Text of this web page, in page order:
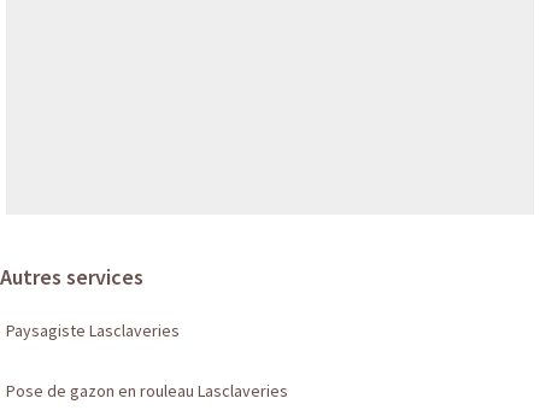
Autres services
Paysagiste Lasclaveries
Pose de gazon en rouleau Lasclaveries